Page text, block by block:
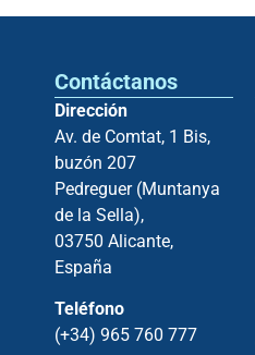
Contáctanos
Dirección
Av. de Comtat, 1 Bis,
buzón 207
Pedreguer (Muntanya
de la Sella),
03750 Alicante,
España
Teléfono
(+34) 965 760 777